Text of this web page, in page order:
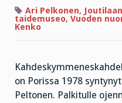
Ari Pelkonen,
taidemuseo, Vuoden
Kenko
on Porissa 1978
Peltonen. Palkitulle